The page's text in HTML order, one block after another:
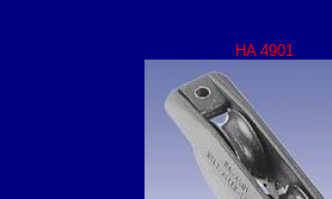
HA 4901